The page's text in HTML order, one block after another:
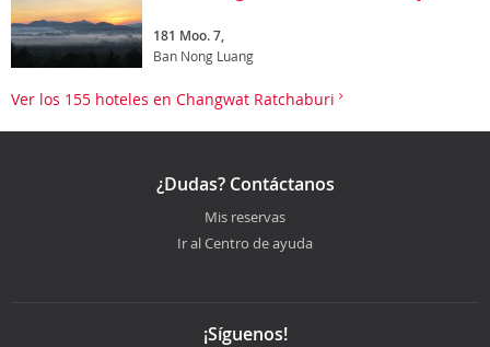
181 Moo. 7,
Ban Nong Luang
Ver los 155 hoteles en Changwat Ratchaburi
¿Dudas? Contáctanos
Mis reservas
Ir al Centro de ayuda
¡Síguenos!